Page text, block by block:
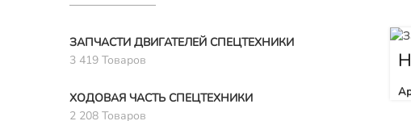
ЗАПЧАСТИ ДВИГАТЕЛЕЙ СПЕЦТЕХНИКИ
3 419 Товаров
ХОДОВАЯ ЧАСТЬ СПЕЦТЕХНИКИ
2 208 Товаров